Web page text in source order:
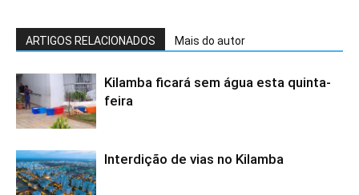
ARTIGOS RELACIONADOS Mais do autor
Kilamba ficará sem água esta quinta-
feira
Interdição de vias no Kilamba